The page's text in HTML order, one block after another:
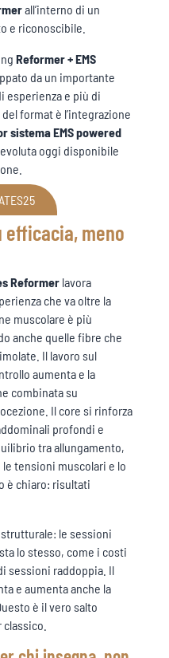
all’interno di un
e riconoscibile.
Reformer + EMS
da un importante
esperienza e più di
format è l’integrazione
sistemaEMSpowered
oggi disponibile
efficacia, meno
Reformerlavora
che va oltre la
muscolare è più
anche quelle fibre che
Il lavoro sul
aumenta e la
combinata su
Il core si rinforza
profondi e
tra allungamento,
tensioni muscolari e lo
è chiaro: risultati
le sessioni
lo stesso, come i costi
sessioni raddoppia. Il
e aumenta anche la
è il vero salto